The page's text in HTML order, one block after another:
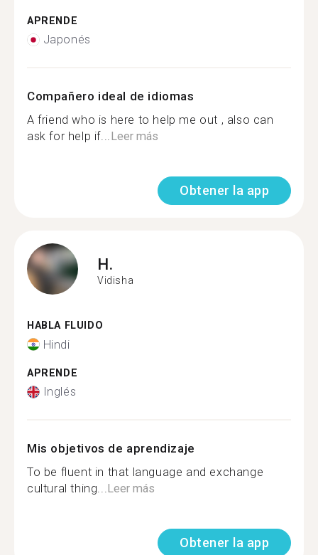
APRENDE
Japonés
Compañero ideal de idiomas
A friend who is here to help me out , also can
ask for help if...Leer más
Obtener la app
H.
Vidisha
HABLA FLUIDO
Hindi
APRENDE
Inglés
Mis objetivos de aprendizaje
To be fluent in that language and exchange
cultural thing...Leer más
Obtener la app